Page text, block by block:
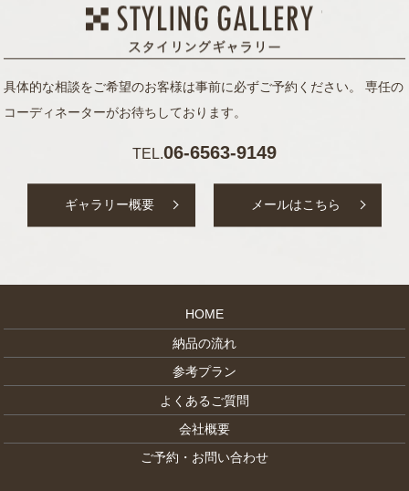
具体的な相談をご希望のお客様は事前に必ずご予約ください。
専任の
コーディネーターがお待ちしております。
TEL.06-6563-9149
ギャラリー概要 メールはこちら
HOME
納品の流れ
参考プラン
よくあるご質問
会社概要
ご予約・お問い合わせ